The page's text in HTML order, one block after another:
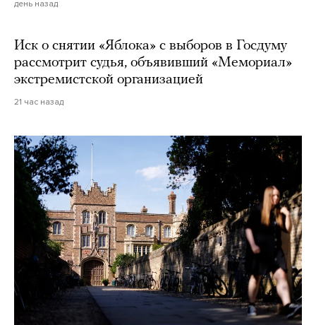
день назад
Иск о снятии «Яблока» с выборов в Госдуму
рассмотрит судья, объявивший «Мемориал»
экстремистской организацией
21 час назад